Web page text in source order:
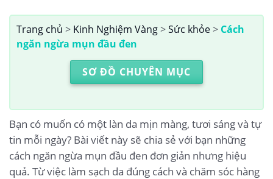
Trang chủ > Kinh Nghiệm Vàng>Sức khỏe> Cách
ngăn ngừa mụn đầu đen
SƠ ĐỒ CHUYÊN MỤC
Bạn có muốn có một làn da mịn màng, tươi sáng và tự
tin mỗi ngày? Bài viết này sẽ chia sẻ với bạn những
cách ngăn ngừa mụn đầu đen đơn giản nhưng hiệu
quả. Từ việc làm sạch da đúng cách và chăm sóc hàng